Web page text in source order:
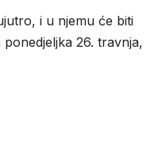
i u njemu će biti
26. travnja,